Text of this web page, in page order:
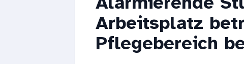
Arbeitsplatz
Pflegebereich